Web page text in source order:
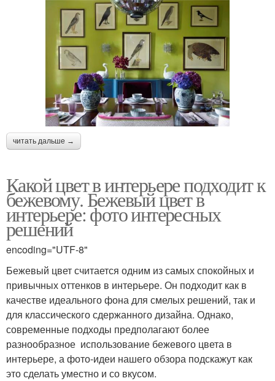
читать дальше →
Какой цвет в интерьере подходит к
бежевому. Бежевый цвет в
интерьере: фото интересных
решений
encoding="UTF-8"
Бежевый цвет считается одним из самых спокойных и
привычных оттенков в интерьере. Он подходит как в
качестве идеального фона для смелых решений, так и
для классического сдержанного дизайна. Однако,
современные подходы предполагают более
разнообразное использование бежевого цвета в
интерьере, а фото-идеи нашего обзора подскажут как
это сделать уместно и со вкусом.